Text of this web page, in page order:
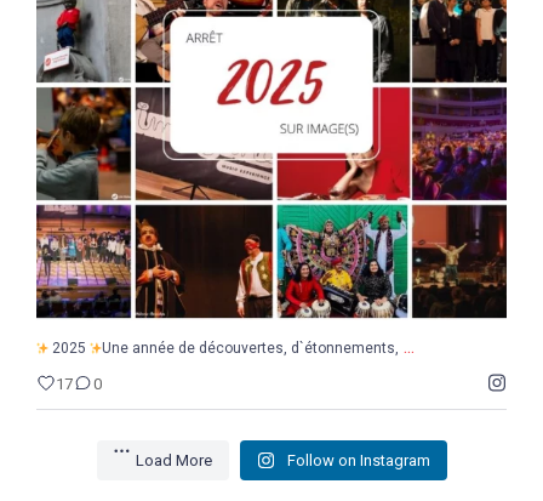
2025 Une année de découvertes, d`étonnements, ...
2025 Une année de découvertes, d`étonnements, ...
17 0
Load More Follow on Instagram